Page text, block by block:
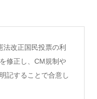
改正国民投票の利
修正し、CM規制や
記することで合意し